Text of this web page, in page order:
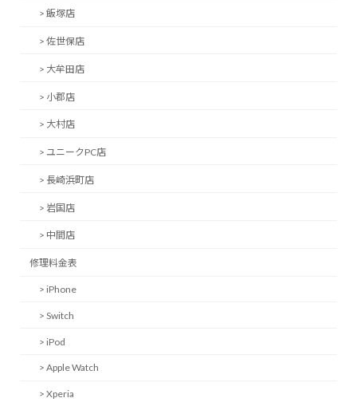
> 飯塚店
> 佐世保店
> 大牟田店
> 小郡店
> 大村店
> ユニークPC店
> 長崎浜町店
> 岩国店
> 中間店
修理料金表
> iPhone
> Switch
> iPod
> Apple Watch
> Xperia